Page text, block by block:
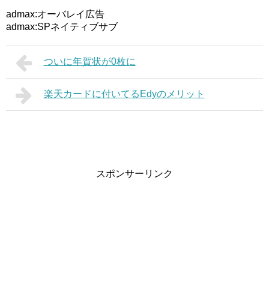
admax:オーバレイ広告
admax:SPネイティブサブ
ついに年賀状が0枚に
楽天カードに付いてるEdyのメリット
スポンサーリンク